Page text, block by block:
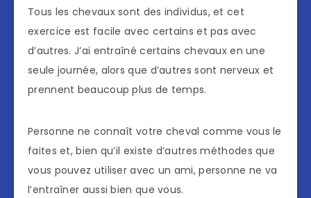
Tous les chevaux sont des individus, et cet
exercice est facile avec certains et pas avec
d’autres. J’ai entraîné certains chevaux en une
seule journée, alors que d’autres sont nerveux et
prennent beaucoup plus de temps.
Personne ne connaît votre cheval comme vous le
faites et, bien qu’il existe d’autres méthodes que
vous pouvez utiliser avec un ami, personne ne va
l’entraîner aussi bien que vous.